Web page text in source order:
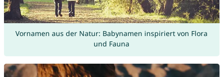
Vornamen aus der Natur: Babynamen inspiriert von Flora
und Fauna